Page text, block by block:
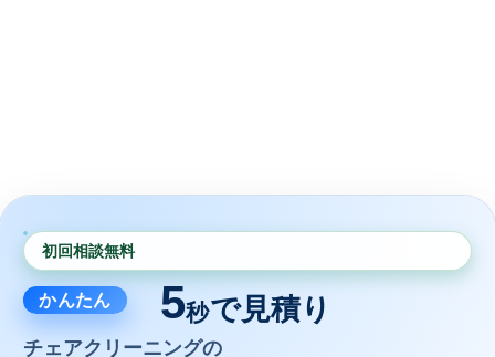
初回相談無料
かんたん 5秒で見積り
チェアクリーニングの